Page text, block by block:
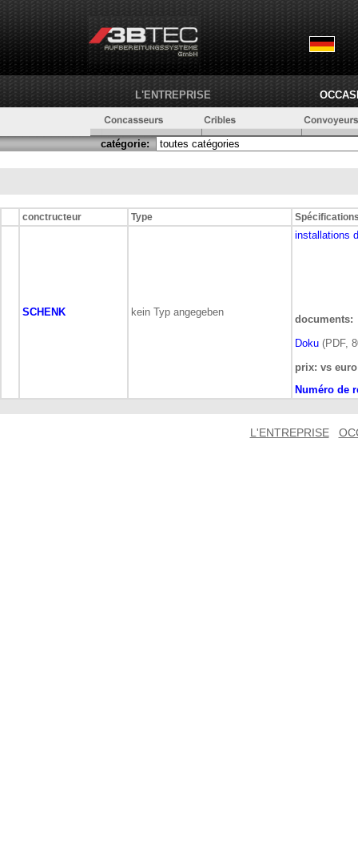
L'ENTREPRISE
catégorie:
conctructeur Type
SCHENK kein Typ angegeben
installations
documents:
Doku (PDF,
prix: vs
Numéro de
L'ENTREPRISE